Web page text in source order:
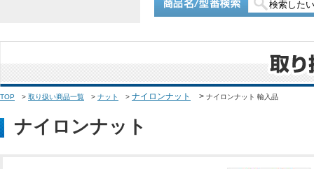
TOP > 取り扱い商品一覧 > ナット > ナイロンナット > ナイロンナット 輸入品
ナイロンナット